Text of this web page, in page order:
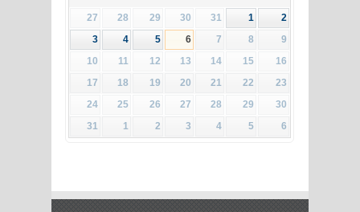
27 28 29 30 31 1
2
3
4 5 6 7 8
9
10
11 12 13 14 15
16
17
18 19 20 21 22
23
24
25 26 27 28 29
30
31
1 2 3 4 5 6